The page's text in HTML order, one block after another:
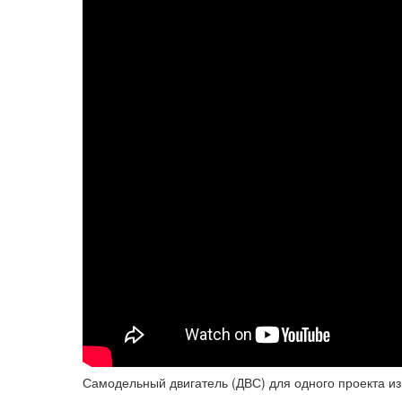
Самодельный двигатель (ДВС) для одного проекта